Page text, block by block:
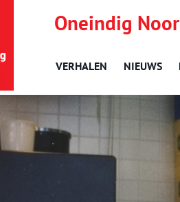
Oneindig
VERHALEN NIEUWS